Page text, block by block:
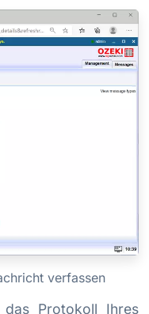
verfassen
das Protokoll Ihres